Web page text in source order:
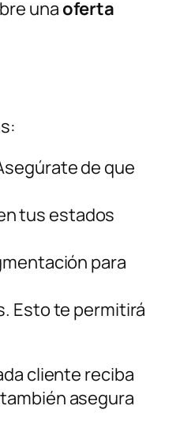
una oferta
de que
tus estados
para
Esto te permitirá
cliente reciba
asegura